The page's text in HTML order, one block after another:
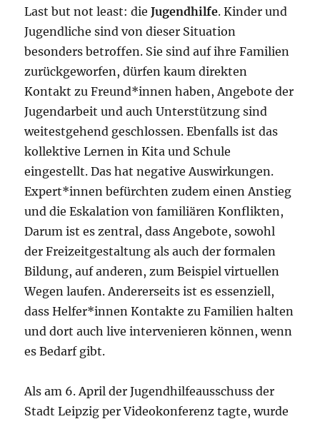
Last but not least: dieJugendhilfe. Kinder und
Jugendliche sind von dieser Situation
besonders betroffen. Sie sind auf ihre Familien
zurückgeworfen, dürfen kaum direkten
Kontakt zu Freund*innen haben, Angebote der
Jugendarbeit und auch Unterstützung sind
weitestgehend geschlossen. Ebenfalls ist das
kollektive Lernen in Kita und Schule
eingestellt. Das hat negative Auswirkungen.
Expert*innen befürchten zudem einen Anstieg
und die Eskalation von familiären Konflikten,
Darum ist es zentral, dass Angebote, sowohl
der Freizeitgestaltung als auch der formalen
Bildung, auf anderen, zum Beispiel virtuellen
Wegen laufen. Andererseits ist es essenziell,
dass Helfer*innen Kontakte zu Familien halten
und dort auch live intervenieren können, wenn
es Bedarf gibt.
Als am 6. April der Jugendhilfeausschuss der
Stadt Leipzig per Videokonferenz tagte, wurde